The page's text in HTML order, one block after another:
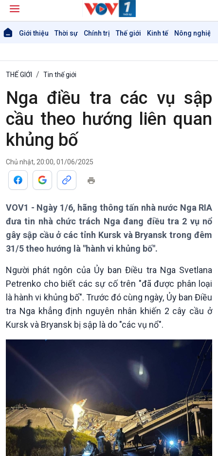
Giới thiệu Thời sự Chính trị Thế giới Kinh tế Nông nghiệp
Giới thiệu
Thời sự 21h30
Bản tin
Chuyên mục
Theo dòng Thời sự
Chính trị
Chính phủ với người dân
Quốc hội với cử tri
Xây dựng đảng
Đảng trong cuộc sống
Nhận diện sự thật
Pháp luật và đời sống
Thế giới
Hồ sơ sự kiện quốc tế
Thế giới & Việt Nam
Biên cương - Một dải vững
THẾ GIỚI Tin thế giới
Nga điều tra các vụ sập
cầu theo hướng liên quan
khủng bố
Chủ nhật, 20:00, 01/06/2025
VOV1 - Ngày 1/6, hãng thông tấn nhà nước Nga RIA
đưa tin nhà chức trách Nga đang điều tra 2 vụ nổ
gây sập cầu ở các tỉnh Kursk và Bryansk trong đêm
31/5 theo hướng là "hành vi khủng bố".
Người phát ngôn của Ủy ban Điều tra Nga Svetlana
Petrenko cho biết các sự cố trên "đã được phân loại
là hành vi khủng bố". Trước đó cùng ngày, Ủy ban Điều
tra Nga khẳng định nguyên nhân khiến 2 cây cầu ở
Kursk và Bryansk bị sập là do "các vụ nổ".